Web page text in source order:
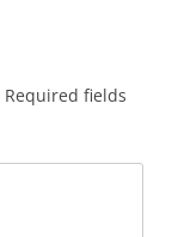
Required fields